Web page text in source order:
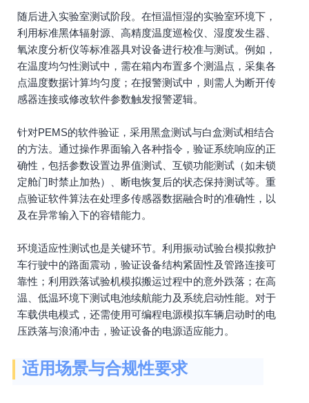
随后进入实验室测试阶段。在恒温恒湿的实验室环境下，
利用标准黑体辐射源、高精度温度巡检仪、湿度发生器、
氧浓度分析仪等标准器具对设备进行校准与测试。例如，
在温度均匀性测试中，需在箱内布置多个测温点，采集各
点温度数据计算均匀度；在报警测试中，则需人为断开传
感器连接或修改软件参数触发报警逻辑。
针对PEMS的软件验证，采用黑盒测试与白盒测试相结合
的方法。通过操作界面输入各种指令，验证系统响应的正
确性，包括参数设置边界值测试、互锁功能测试（如未锁
定舱门时禁止加热）、断电恢复后的状态保持测试等。重
点验证软件算法在处理多传感器数据融合时的准确性，以
及在异常输入下的容错能力。
环境适应性测试也是关键环节。利用振动试验台模拟救护
车行驶中的路面震动，验证设备结构紧固性及管路连接可
靠性；利用跌落试验机模拟搬运过程中的意外跌落；在高
温、低温环境下测试电池续航能力及系统启动性能。对于
车载供电模式，还需使用可编程电源模拟车辆启动时的电
压跌落与浪涌冲击，验证设备的电源适应能力。
适用场景与合规性要求